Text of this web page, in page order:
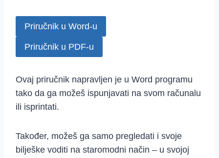
Priručnik u Word-u
Priručnik u PDF-u
Ovaj priručnik napravljen je u Word programu
tako da ga možeš ispunjavati na svom računalu
ili isprintati.
Također, možeš ga samo pregledati i svoje
bilješke voditi na staromodni način – u svojoj